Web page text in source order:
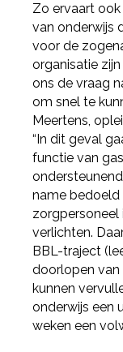
Zo ervaart
van onderwijs
voor de
organisatie
ons de vraag
om snel te
Meertens,
“In dit geval
functie van
name bedoeld
zorgpersoneel
verlichten.
BBL-traject
doorlopen
kunnen
onderwijs een
weken een